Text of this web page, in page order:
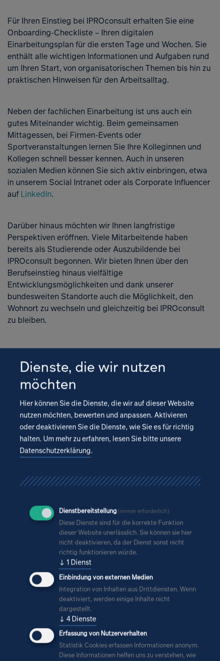
lernen Berechnungen durchzuführen, Stücklisten
zu erstellen und die Umsetzung des
Konstruktionsentwurfs vor Ort auf den Baustellen
und in Gebäuden zu beurteilen.
Fachinformatikerinnen für Systemintegration
immer größer wird, bilden wir auch in diesem Beruf
aus. Innerhalb der Ausbildung eignen Sie sich
fundierte IT-Kenntnisse an, um schwerpunktmäßig
Hard- und Softwarekomponenten konfigurieren
und in bestehende Systeme integrieren zu können,
machen sich mit Betriebssystemen und
Netzwerktechnik vertraut und sammeln Erfahrung
Sie an verschiedenen Projekten mit und
unterstützen die Bearbeitung in unserem
Ticketsystem.
Angeleitet und begleitet werden Sie über die
komplette Zeit von einem Ausbilder oder einer
Ausbilderin. Damit Sie auch den anderen
Mitarbeitenden im Unternehmen bekannt werden,
vernetzt und können so voneinander lernen. Um
Ihren Horizont zu erweitern und die praktische
Umsetzung Ihrer Zeichnungen zu erleben, führen
wir Exkursionen an andere Standorte und
Baustellen durch.
Als Student oder Studentin einer
der folgenden Fachrichtungen
passen Sie gut in unser Team:
Bauingenieurwesen (Hoch- oder
Architektur
Landschaftsarchitektur und
Landschaftspflege
Wirtschaftsinformatik/Informatik/Bauinformatik
Maschinenbau für Fabrikplanung
und Technische Ausrüstung
Wirtschaftsingenieurwesen
Regenerative
Energiesysteme/Erneuerbare
Energien
zusammenarbeiten, denn in der Beständigkeit und
einem Miteinander, das den Einzelnen würdigt und
das Gemeinsame fördert, liegt der Kern unserer
Arbeit uns unseres Erfolgs. Gestalten Sie mit uns
nachhaltig die Zukunft unserer Gesellschaft!
Für Ihren Einstieg bei IPROconsult erhalten Sie eine
Onboarding-Checkliste – Ihren digitalen
Einarbeitungsplan für die ersten Tage und Wochen. Sie
enthält alle wichtigen Informationen und Aufgaben rund
um Ihren Start, von organisatorischen Themen bis hin zu
praktischen Hinweisen für den Arbeitsalltag.
Neben der fachlichen Einarbeitung ist uns auch ein
gutes Miteinander wichtig. Beim gemeinsamen
Mittagessen, bei Firmen-Events oder
Sportveranstaltungen lernen Sie Ihre Kolleginnen und
Kollegen schnell besser kennen. Auch in unseren
sozialen Medien können Sie sich aktiv einbringen, etwa
in unserem Social Intranet oder als Corporate Influencer
auf LinkedIn.
Darüber hinaus möchten wir Ihnen langfristige
Perspektiven eröffnen. Viele Mitarbeitende haben
bereits als Studierende oder Auszubildende bei
IPROconsult begonnen. Wir bieten Ihnen über den
Berufseinstieg hinaus vielfältige
Entwicklungsmöglichkeiten und dank unserer
bundesweiten Standorte auch die Möglichkeit, den
Wohnort zu wechseln und gleichzeitig bei IPROconsult
zu bleiben.
Was unsere jungen Talente
Dienste, die wir nutzen
möchten
Hier können Sie die Dienste, die wir auf dieser Website
nutzen möchten, bewerten und anpassen. Aktivieren
oder deaktivieren Sie die Dienste, wie Sie es für richtig
halten. Um mehr zu erfahren, lesen Sie bitte unsere
Datenschutzerklärung.
Dienstbereitstellung(immer erforderlich)
Diese Dienste sind für die korrekte Funktion
dieser Website unerlässlich. Sie können sie hier
nicht deaktivieren, da der Dienst sonst nicht
richtig funktionieren würde.
↓ 1 Dienst
Einbindung von externen Medien
Integration von Inhalten aus Drittdiensten. Wenn
deaktiviert, werden einige Inhalte nicht
dargestellt.
↓ 4 Dienste
Erfassung von Nutzerverhalten
Statistik Cookies erfassen Informationen anonym.
Diese Informationen helfen uns zu verstehen, wie